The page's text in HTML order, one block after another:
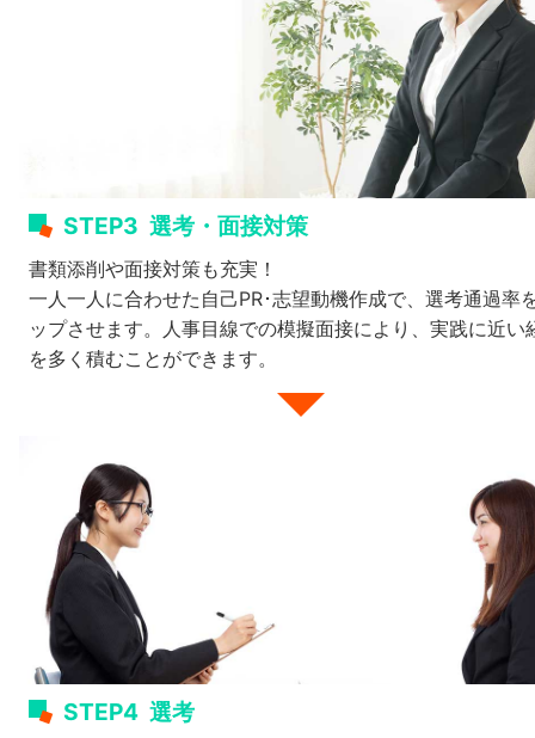
STEP3 選考・面接対策
書類添削や面接対策も充実！
一人一人に合わせた自己PR･志望動機作成で、選考通過率
ップさせます。人事目線での模擬面接により、実践に近い
を多く積むことができます。
STEP4 選考